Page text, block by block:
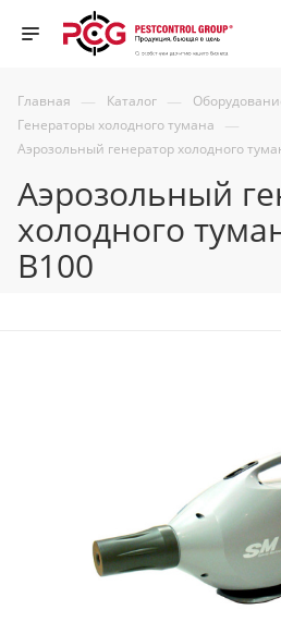
Главная — Каталог —
Генераторы холодного тумана —
Аэрозольный генератор холодного
Аэрозольный
холодного
В100